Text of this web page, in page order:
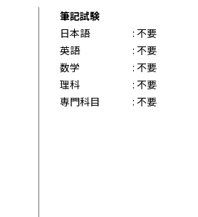
筆記試験
日本語
: 不要
英語
: 不要
数学
: 不要
理科
: 不要
専門科目
: 不要